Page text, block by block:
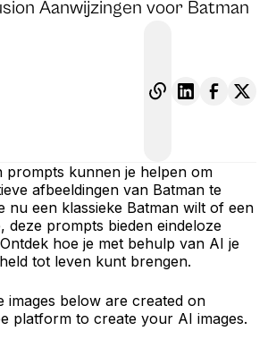
prompts kunnen je helpen om
afbeeldingen van Batman te
nu een klassieke Batman wilt of een
deze prompts bieden eindeloze
hoe je met behulp van AI je
tot leven kunt brengen.
images below are created on
platform to create your AI images.